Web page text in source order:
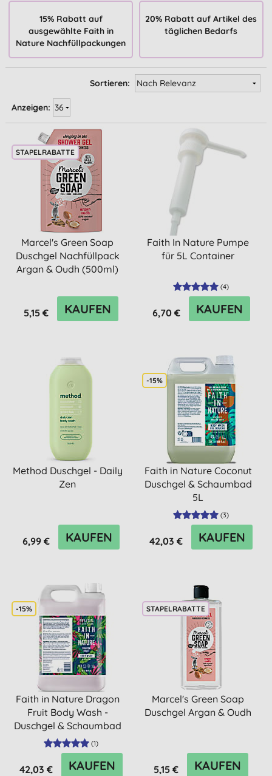
15% Rabatt auf
ausgewählte Faith in
Nature Nachfüllpackungen
20% Rabatt auf Artikel des
täglichen Bedarfs
Sortieren:
Anzeigen:
STAPELRABATTE
Marcel's Green Soap
Duschgel Nachfüllpack
Argan & Oudh (500ml)
5,15 € KAUFEN
Faith In Nature Pumpe
für 5L Container
(4)
6,70 € KAUFEN
Method Duschgel - Daily
Zen
6,99 € KAUFEN
-15%
Faith in Nature Coconut
Duschgel & Schaumbad
5L
(3)
42,03 € KAUFEN
-15%
Faith in Nature Dragon
Fruit Body Wash -
Duschgel & Schaumbad
5L
(1)
42,03 € KAUFEN
STAPELRABATTE
Marcel's Green Soap
Duschgel Argan & Oudh
5,15 € KAUFEN